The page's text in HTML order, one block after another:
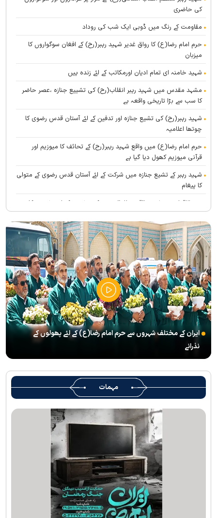
کی حاضری
مقاومت کے رنگ میں ڈوبی ایک شب کی روداد
حرم امام رضا(ع) کا رواق غدیر شہید رہبر(رح) کے افغان سوگواروں کا
میزبان
شہید خامنہ ای تمام ادیان اورمکاتب کے لئے زندہ ہيں
مشہد مقدس میں شہید رہبر انقلاب(رح) کی تشییع جنازہ ،عصر حاضر
کا سب سے بڑا تاریخی واقعہ ہے
شہید رہبر(رح) کی تشیع جنازہ اور تدفین کے لئے آستان قدس رضوی کا
چوتھا اعلامیہ
حرم امام رضا(ع) میں واقع شہید رہبر(رح) کے تحائف کا میوزیم اور
قرآنی میوزیم کھول دیا گیا ہے
شہید رہبر کے تشیع جنازہ میں شرکت کے لئے آستان قدس رضوی کے متولی
کا پیغام
بین الاقوامی سطح پر ’’قومو للہ‘‘ نعرے کی تشریح کے لئے نشست کا
انعقاد
’’قائد الامۃ‘‘ کے عنوان سے لائیو ٹی وی پروگرام
رہبرشہید کے سوگواروں کے لئے کرامت رضوی فاؤنڈیشن کی جانب سے
پذیرائي کا وسیع انتظام
(( آقای شہید ایران )) نامی چار جلدوں پر مشتمل کتاب منظرعام پر
آگئی
شہید رہبر(رح) ایک قرآنی نابغہ اور قرآنی احکامات پرعمل کرنے والی
شخصیت تھے؛ استاد پناہی
رہبرشہید کے وداع کے ا یام میں حرم مطہر رضوی بند نہيں ہوگا
رہبرشہید ( رحمت اللہ علیہ ) کی یاد میں رضوی کتابخانہ اور میوزیمز
میں تعزیتی جلسوں اور خصوصی پروگراموں کا انعقاد
روضہ منورہ امام رضا(ع) کے خدام ، سوگوار زائرین کو کھانے اور رہائش
کی خدمات فراہم کرنے کے لئے تیار ہیں
جارجیا کے 130 رکنی مذہبی و ثقافتی وفد کا حرم امام رضا(ع) کے خدام
کی جانب سےخصوصی استقبال
ایران کے مختلف شہروں سے حرم امام رضا(ع) کے لئے پھولوں کے
نذرانے
مہمات